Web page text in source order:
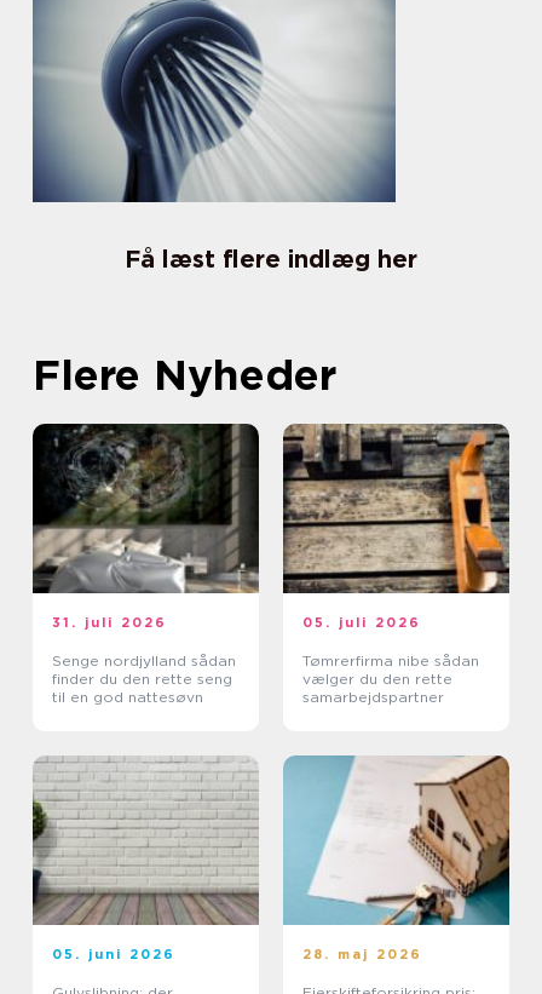
Få læst flere indlæg her
Flere Nyheder
31. juli 2026
Senge nordjylland sådan
finder du den rette seng
til en god nattesøvn
05. juli 2026
Tømrerfirma nibe sådan
vælger du den rette
samarbejdspartner
05. juni 2026 28. maj 2026